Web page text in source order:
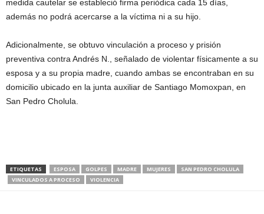
medida cautelar se estableció firma periódica cada 15 días,
además no podrá acercarse a la víctima ni a su hijo.
Adicionalmente, se obtuvo vinculación a proceso y prisión
preventiva contra Andrés N., señalado de violentar físicamente a su
esposa y a su propia madre, cuando ambas se encontraban en su
domicilio ubicado en la junta auxiliar de Santiago Momoxpan, en
San Pedro Cholula.
ETIQUETAS ESPOSA GOLPES MADRE MUJERES
SAN PEDRO CHOLULA
VINCULADOS A PROCESO
VIOLENCIA